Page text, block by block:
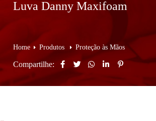
Luva Danny Maxifoam
Home Produtos Proteção às Mãos
Compartilhe: